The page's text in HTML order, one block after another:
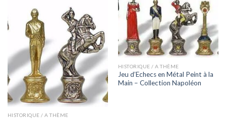
HISTORIQUE / A THÈME
HISTORIQUE / A THÈME
Jeu d’Echecs en Métal Peint à la
Main – Collection Napoléon